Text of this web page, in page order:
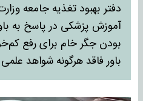
دفتر بهبود تغذیه جامعه
آموزش پزشکی در پاسخ به
بودن جگر خام برای رفع
باور فاقد هرگونه شواهد